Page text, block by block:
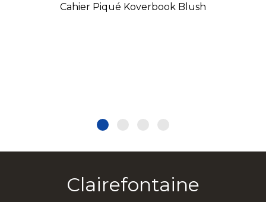
Cahier Piqué Koverbook Blush
Clairefontaine